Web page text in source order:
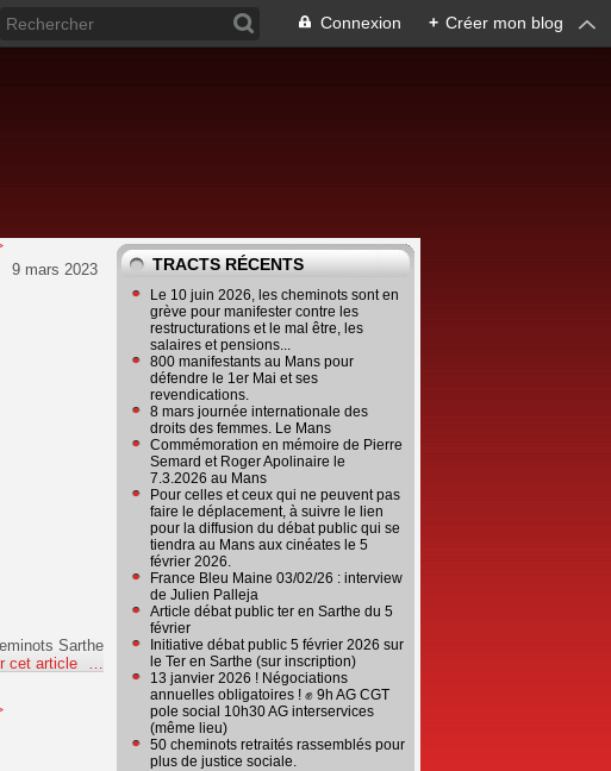
Connexion + Créer mon blog
9 mars 2023
Sarthe
cet article
TRACTS RÉCENTS
Le 10 juin 2026, les cheminots sont en
grève pour manifester contre les
restructurations et le mal être, les
salaires et pensions...
800 manifestants au Mans pour
défendre le 1er Mai et ses
revendications.
8 mars journée internationale des
droits des femmes. Le Mans
Commémoration en mémoire de Pierre
Semard et Roger Apolinaire le
7.3.2026 au Mans
Pour celles et ceux qui ne peuvent pas
faire le déplacement, à suivre le lien
pour la diffusion du débat public qui se
tiendra au Mans aux cinéates le 5
février 2026.
France Bleu Maine 03/02/26 : interview
de Julien Palleja
Article débat public ter en Sarthe du 5
février
Initiative débat public 5 février 2026 sur
le Ter en Sarthe (sur inscription)
13 janvier 2026 ! Négociations
annuelles obligatoires ! ✊ 9h AG CGT
pole social 10h30 AG interservices
(même lieu)
50 cheminots retraités rassemblés pour
plus de justice sociale.